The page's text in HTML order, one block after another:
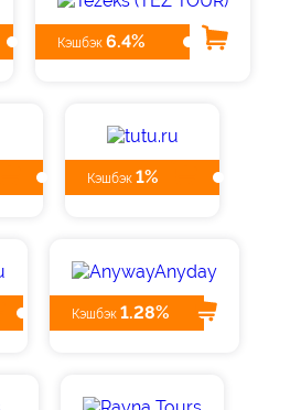
Кэшбэк 6.4%
Кэшбэк 1%
Кэшбэк 1.28%